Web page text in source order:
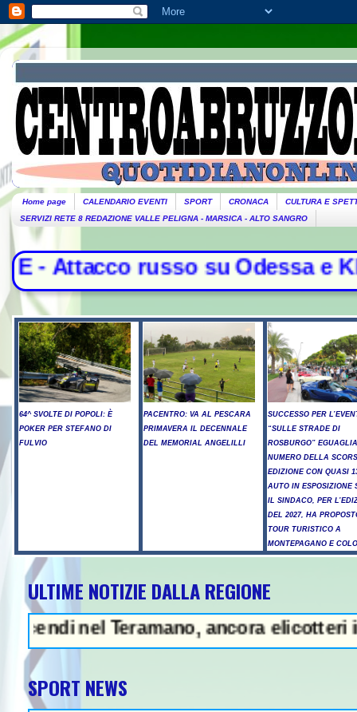
Home page CALENDARIO EVENTI SPORT CRONACA
CULTURA E
SERVIZI RETE 8 REDAZIONE VALLE PELIGNA - MARSICA - ALTO SANGRO
russo su Odessa e Kharkiv. Il
64^ SVOLTE DI POPOLI: È
POKER PER STEFANO DI
FULVIO
PACENTRO: VA AL PESCARA
PRIMAVERA IL DECENNALE
DEL MEMORIAL ANGELILLI
SUCCESSO PER
“SULLE STRADE DI
ROSBURGO”
NUMERO DELLA
EDIZIONE CON QUASI
AUTO IN ESPOSIZIONE
IL SINDACO, PER
DEL 2027, HA
TOUR TURISTICO A
MONTEPAGANO E
ULTIME NOTIZIE DALLA REGIONE
Teramano, ancora elicotteri in azione
SPORT NEWS
NEWS IN EVIDENZA - Litiga